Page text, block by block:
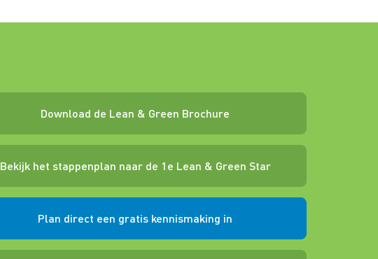
Download de Lean & Green Brochure
Bekijk het stappenplan naar de 1e Lean & Green Star
Plan direct een gratis kennismaking in